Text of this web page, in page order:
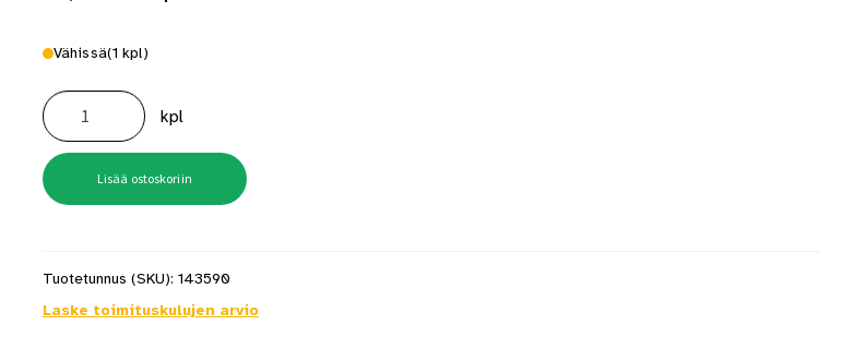
Vähissä(1 kpl)
Leka
4500g
Promaster
määrä
kpl
Lisää ostoskoriin
Tuotetunnus (SKU): 143590
Laske toimituskulujen arvio